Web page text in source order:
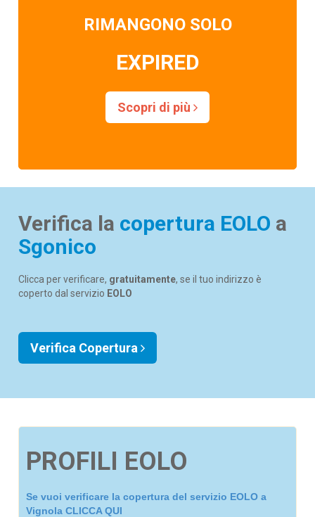
RIMANGONO SOLO
EXPIRED
Scopri di più
Verifica la copertura EOLO a
Sgonico
Clicca per verificare, gratuitamente, se il tuo indirizzo è
coperto dal servizio EOLO
Verifica Copertura
PROFILI EOLO
Se vuoi verificare la copertura del servizio EOLO a
Vignola CLICCA QUI